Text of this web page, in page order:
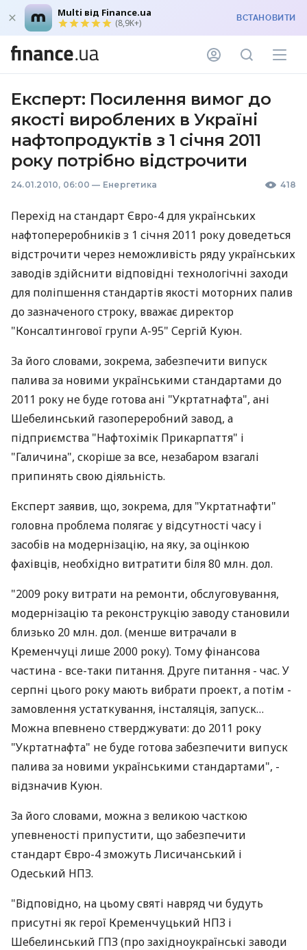
Multi від Finance.ua
(8,9K+) ВСТАНОВИТИ
Експерт: Посилення вимог до
якості вироблених в Україні
нафтопродуктів з 1 січня 2011
року потрібно відстрочити
24.01.2010, 06:00 — Енергетика 418
Перехід на стандарт Євро-4 для українських
нафтопереробників з 1 січня 2011 року доведеться
відстрочити через неможливість ряду українських
заводів здійснити відповідні технологічні заходи
для поліпшення стандартів якості моторних палив
до зазначеного строку, вважає директор
"Консалтингової групи А-95" Сергій Куюн.
За його словами, зокрема, забезпечити випуск
палива за новими українськими стандартами до
2011 року не буде готова ані "Укртатнафта", ані
Шебелинський газопереробний завод, а
підприємства "Нафтохімік Прикарпаття" і
"Галичина", скоріше за все, незабаром взагалі
припинять свою діяльність.
Експерт заявив, що, зокрема, для "Укртатнафти"
головна проблема полягає у відсутності часу і
засобів на модернізацію, на яку, за оцінкою
фахівців, необхідно витратити біля 80 млн. дол.
"2009 року витрати на ремонти, обслуговування,
модернізацію та реконструкцію заводу становили
близько 20 млн. дол. (менше витрачали в
Кременчуці лише 2000 року). Тому фінансова
частина - все-таки питання. Друге питання - час. У
серпні цього року мають вибрати проект, а потім -
замовлення устаткування, інсталяція, запуск…
Можна впевнено стверджувати: до 2011 року
"Укртатнафта" не буде готова забезпечити випуск
палива за новими українськими стандартами", -
відзначив Куюн.
За його словами, можна з великою часткою
упевненості припустити, що забезпечити
стандарт Євро-4 зможуть Лисичанський і
Одеський НПЗ.
"Відповідно, на цьому святі навряд чи будуть
присутні як герої Кременчуцький НПЗ і
Шебелинський ГПЗ (про західноукраїнські заводи